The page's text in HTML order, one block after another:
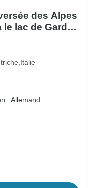
des Alpes
lac de Garde -
Italie
: Allemand